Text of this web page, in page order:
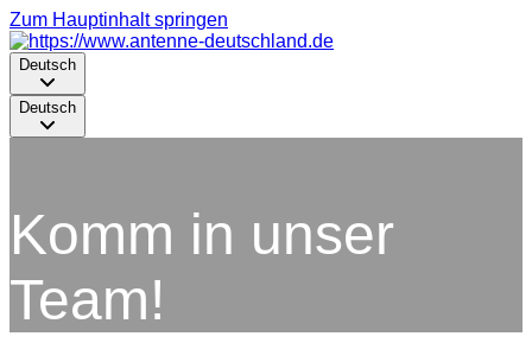
Zum Hauptinhalt springen
Deutsch
Deutsch
Komm in unser
Team!